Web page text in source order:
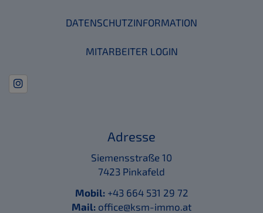
DATENSCHUTZINFORMATION
MITARBEITER LOGIN
Adresse
Siemensstraße 10
7423 Pinkafeld
Mobil:+43 664 531 29 72
Mail: office@ksm-immo.at